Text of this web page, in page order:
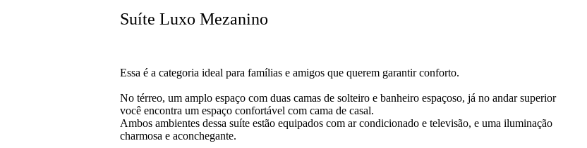
Suíte Luxo Mezanino
Essa é a categoria ideal para famílias e amigos que querem garantir conforto.
No térreo, um amplo espaço com duas camas de solteiro e banheiro espaçoso, já no andar superior
você encontra um espaço confortável com cama de casal.
Ambos ambientes dessa suíte estão equipados com ar condicionado e televisão, e uma iluminação
charmosa e aconchegante.